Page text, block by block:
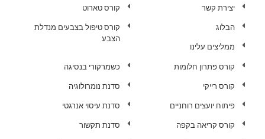
יצירת קשר
הבלוג
ממליצים עלינו
קורס טארוט
קורס טיפול בצבעים מנדלת
הצבע
קורס פתרון חלומות
קורס רייקי
פיתוח יועצים רוחניים
קורס קריאה בקפה
כשמרקורי בנסיגה
סדנת נומרולוגיה
סדנת עיסוי אנרגטי
סדנת תקשור